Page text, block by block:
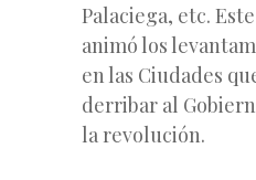
Palaciega, etc.
animó los
en las Ciudades
derribar al
la revolución.